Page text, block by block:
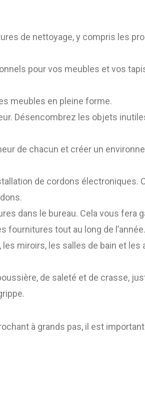
de nettoyage, y compris les
pour vos meubles et vos
meubles en pleine forme.
Désencombrez les objets
de chacun et créer un
de cordons électroniques.
dans le bureau. Cela vous fera
fournitures tout au long de l’année.
miroirs, les salles de bain et les
de saleté et de crasse,
à grands pas, il est